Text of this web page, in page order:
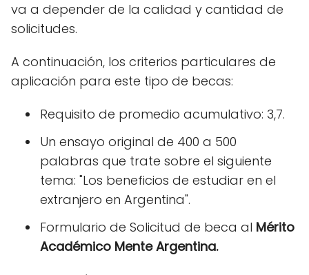
va a depender de la calidad y cantidad de
solicitudes.
A continuación, los criterios particulares de
aplicación para este tipo de becas:
Requisito de promedio acumulativo: 3,7.
Un ensayo original de 400 a 500
palabras que trate sobre el siguiente
tema: "Los beneficios de estudiar en el
extranjero en Argentina".
Formulario de Solicitud de beca al Mérito
Académico Mente Argentina.